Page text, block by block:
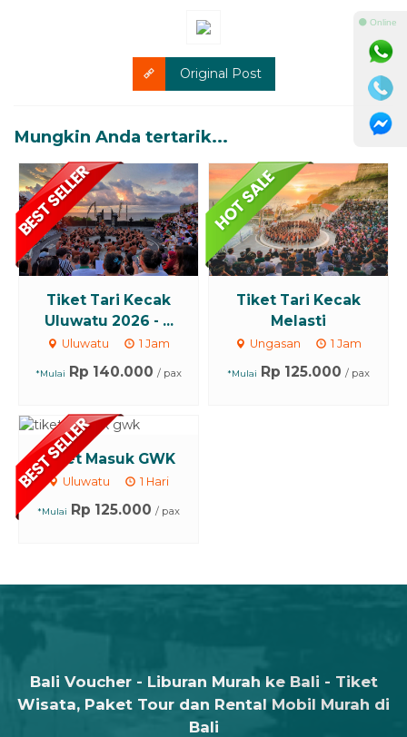
Original Post
Mungkin Anda tertarik...
Tiket Tari Kecak
Uluwatu 2026 - ...
Uluwatu 1 Jam
*Mulai Rp 140.000 / pax
Tiket Tari Kecak
Melasti
Ungasan 1 Jam
*Mulai Rp 125.000 / pax
Tiket Masuk GWK
Uluwatu 1 Hari
*Mulai Rp 125.000 / pax
Bali Voucher - Liburan Murah ke Bali - Tiket
Wisata, Paket Tour dan Rental Mobil Murah di
Bali
⚫ Online